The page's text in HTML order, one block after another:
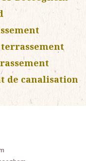
de canalisation